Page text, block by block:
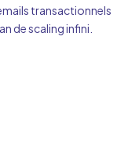
transactionnels
de scaling infini.